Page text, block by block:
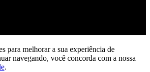
para melhorar a sua experiência de
navegando, você concorda com a nossa
.